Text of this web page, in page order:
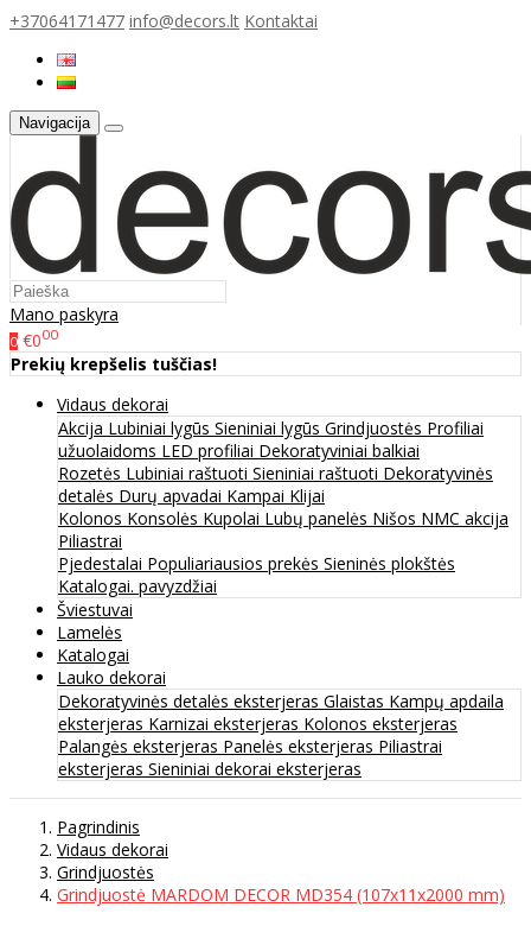
+37064171477 info@decors.lt Kontaktai
Navigacija
Mano paskyra
0 €000
Prekių krepšelis tuščias!
Vidaus dekorai
Akcija Lubiniai lygūs Sieniniai lygūs Grindjuostės Profiliai
užuolaidoms LED profiliai Dekoratyviniai balkiai
Rozetės Lubiniai raštuoti Sieniniai raštuoti Dekoratyvinės
detalės Durų apvadai Kampai Klijai
Kolonos Konsolės Kupolai Lubų panelės Nišos NMC akcija
Piliastrai
Pjedestalai Populiariausios prekės Sieninės plokštės
Katalogai. pavyzdžiai
Šviestuvai
Lamelės
Katalogai
Lauko dekorai
Dekoratyvinės detalės eksterjeras Glaistas Kampų apdaila
eksterjeras Karnizai eksterjeras Kolonos eksterjeras
Palangės eksterjeras Panelės eksterjeras Piliastrai
eksterjeras Sieniniai dekorai eksterjeras
Pagrindinis
Vidaus dekorai
Grindjuostės
Grindjuostė MARDOM DECOR MD354 (107x11x2000 mm)